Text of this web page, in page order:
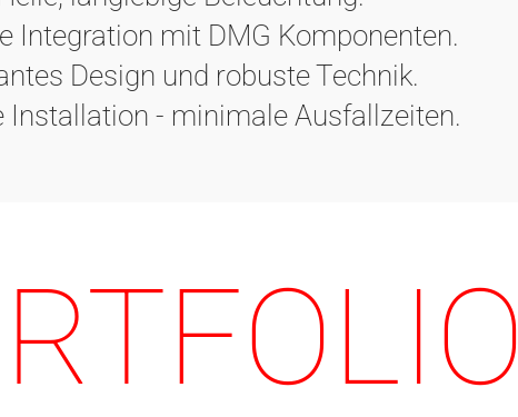
Integration mit DMG Komponenten.
Design und robuste Technik.
Installation - minimale Ausfallzeiten.